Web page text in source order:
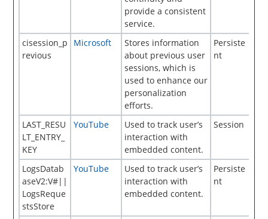
provide a consistent
service.
cisession_p
revious
Microsoft
Stores information
about previous user
sessions, which is
used to enhance our
personalization
efforts.
Persiste
nt
LAST_RESU
LT_ENTRY_
KEY
YouTube
Used to track user’s
interaction with
embedded content.
Session
LogsDatab
aseV2:V#||
LogsReque
stsStore
YouTube
Used to track user’s
interaction with
embedded content.
Persiste
nt